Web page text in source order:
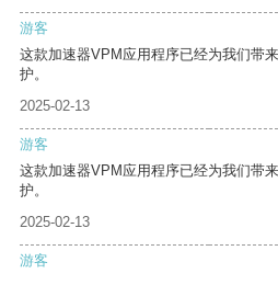
游客
这款加速器VPM应用程序已经为我们带
护。
2025-02-13
游客
这款加速器VPM应用程序已经为我们带
护。
2025-02-13
游客